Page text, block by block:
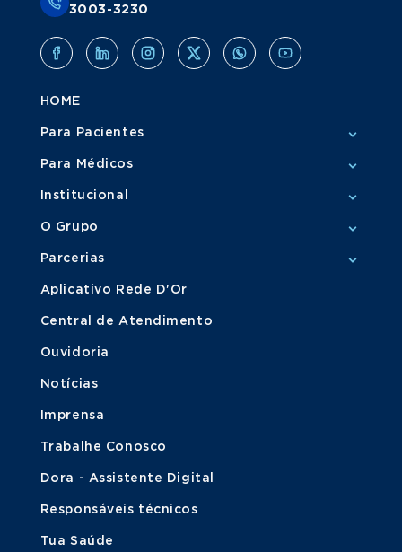
3003-3230
HOME
Para Pacientes
Para Médicos
Institucional
O Grupo
Parcerias
Aplicativo Rede D'Or
Central de Atendimento
Ouvidoria
Notícias
Imprensa
Trabalhe Conosco
Dora - Assistente Digital
Responsáveis técnicos
Tua Saúde